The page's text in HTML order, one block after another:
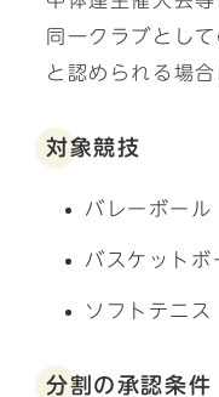
同一クラブとし
と認められる場
対象競技
バレーボール
バスケットボ
ソフトテニス
分割の承認条件